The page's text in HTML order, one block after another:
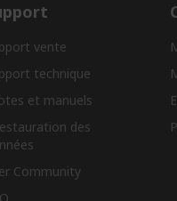
vente
technique
et manuels
des
Community